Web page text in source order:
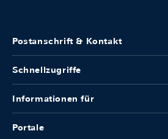
Postanschrift & Kontakt
Schnellzugriffe
Informationen für
Portale